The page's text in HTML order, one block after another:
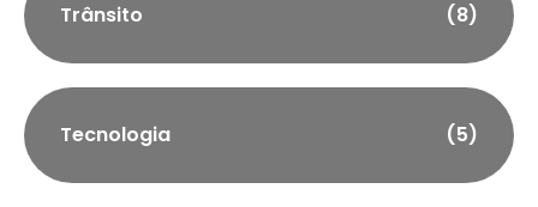
Trânsito (8)
Tecnologia (5)